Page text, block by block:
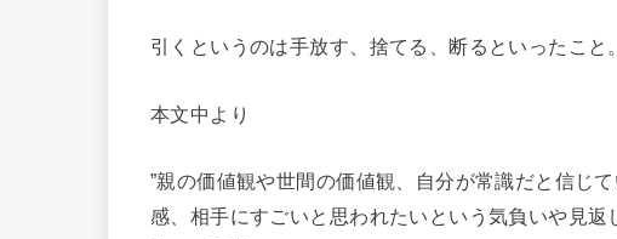
引くというのは手放す、捨てる、断るといったこと。
本文中より
”親の価値観や世間の価値観、自分が常識だと信じ
感、相手にすごいと思われたいという気負いや見